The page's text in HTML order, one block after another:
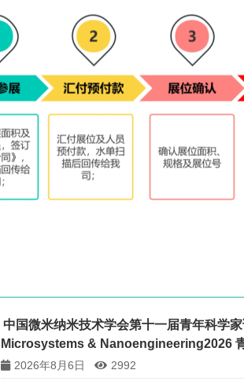
中国微米纳米技术学会第十一届青年科学
Microsystems & Nanoengineering2026
讨会2026年8月6日
2992